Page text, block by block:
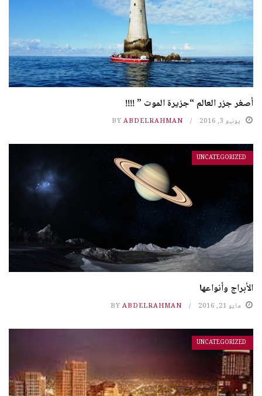
أصغر جزر العالم “جزيرة الموت ” !!!!
يونيو 3, 2016 BY ABDELRAHMAN
UNCATEGORIZED
الأبراج وأنواعها
مايو 21, 2016 BY ABDELRAHMAN
UNCATEGORIZED